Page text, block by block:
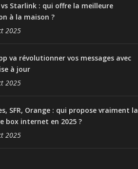
vs Starlink : qui offre la meilleure
à la maison ?
2025
va révolutionner vos messages avec
à jour
2025
SFR, Orange : qui propose vraiment la
box internet en 2025 ?
2025